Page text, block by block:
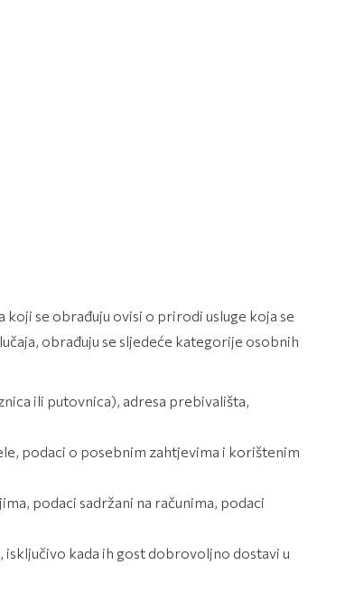
se obrađuju ovisi o prirodi usluge koja se
obrađuju se sljedeće kategorije osobnih
ili putovnica), adresa prebivališta,
podaci o posebnim zahtjevima i korištenim
podaci sadržani na računima, podaci
kada ih gost dobrovoljno dostavi u